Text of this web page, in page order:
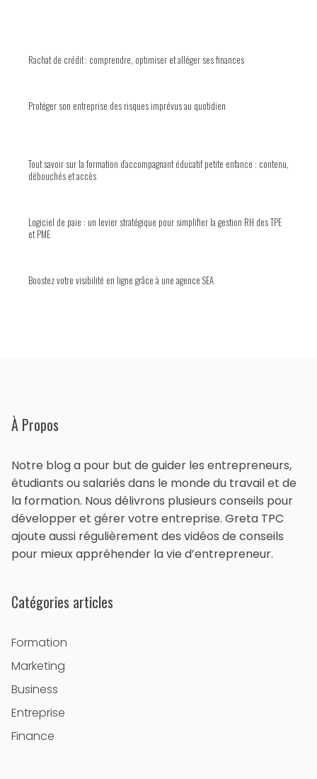
Rachat de crédit : comprendre, optimiser et alléger ses finances
Protéger son entreprise des risques imprévus au quotidien
Tout savoir sur la formation d’accompagnant éducatif petite enfance : contenu,
débouchés et accès
Logiciel de paie : un levier stratégique pour simplifier la gestion RH des TPE
et PME
Boostez votre visibilité en ligne grâce à une agence SEA
À Propos
Notre blog a pour but de guider les entrepreneurs,
étudiants ou salariés dans le monde du travail et de
la formation. Nous délivrons plusieurs conseils pour
développer et gérer votre entreprise. Greta TPC
ajoute aussi régulièrement des vidéos de conseils
pour mieux appréhender la vie d’entrepreneur.
Catégories articles
Formation
Marketing
Business
Entreprise
Finance